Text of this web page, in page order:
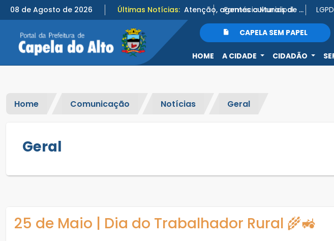
08 de Agosto de 2026 Últimas Notícias: Atenção, agentes culturais de Capela do Alto! 🎭
Farmácia Municipal LGPD
CAPELA SEM PAPEL
HOME A CIDADE CIDADÃO
Home Comunicação Notícias Geral
Geral
25 de Maio | Dia do Trabalhador Rural 🌾🚜